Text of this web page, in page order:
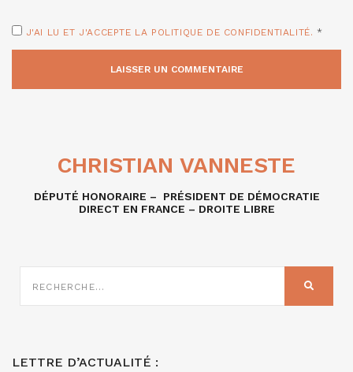
J'AI LU ET J'ACCEPTE LA POLITIQUE DE CONFIDENTIALITÉ. *
CHRISTIAN VANNESTE
DÉPUTÉ HONORAIRE – PRÉSIDENT DE DÉMOCRATIE
DIRECT EN FRANCE – DROITE LIBRE
SUR
LETTRE D’ACTUALITÉ :